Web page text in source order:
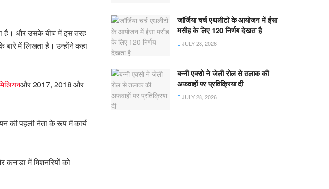
है। और उसके बीच में इस तरह
बारे में लिखता है। उन्होंने कहा
और 2017, 2018 और
की पहली नेता के रूप में कार्य
में मिशनरियों को
जॉर्जिया चर्च एथलीटों के आयोजन में ईसा
मसीह के लिए 120 निर्णय देखता है
JULY 28, 2026
बन्नी एक्सो ने जेली रोल से तलाक की
अफवाहों पर प्रतिक्रिया दी
JULY 28, 2026